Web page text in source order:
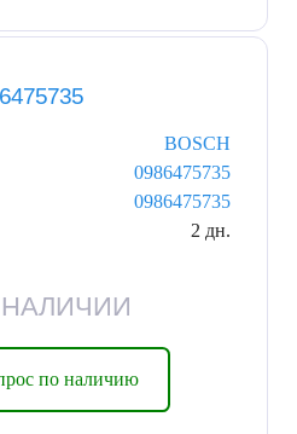
BOSCH
0986475735
0986475735
2 дн.
по наличию